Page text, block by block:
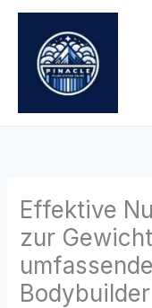
Skip
content
Effektive
zur
Bodybuilder